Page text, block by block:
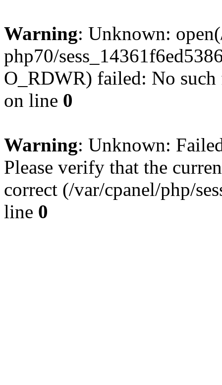
Warning: Unknown:
php70/
O_RDWR) failed: No
on line 0
Warning: Unknown:
Please verify that the
correct (/var/cpanel/php/
line 0